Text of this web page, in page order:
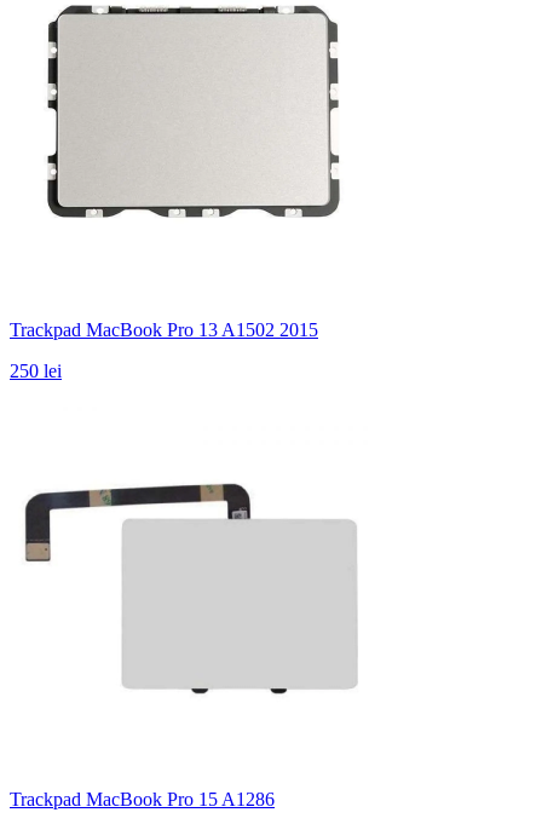
Trackpad MacBook Pro 13 A1502 2015
250 lei
Trackpad MacBook Pro 15 A1286